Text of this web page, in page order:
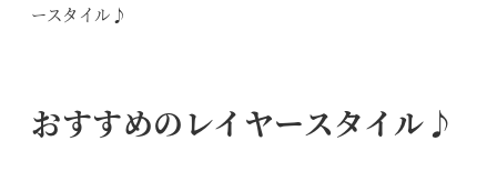
ースタイル♪
おすすめのレイヤースタイル♪